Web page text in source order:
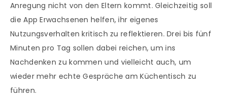
Anregung nicht von den Eltern kommt. Gleichzeitig soll
die App Erwachsenen helfen, ihr eigenes
Nutzungsverhalten kritisch zu reflektieren. Drei bis fünf
Minuten pro Tag sollen dabei reichen, um ins
Nachdenken zu kommen und vielleicht auch, um
wieder mehr echte Gespräche am Küchentisch zu
führen.